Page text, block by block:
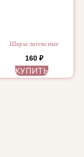
Шары латексные
160₽
КУПИТЬ